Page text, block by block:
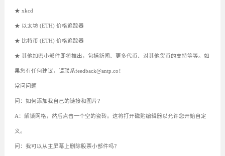
★ xkcd
★ 以太坊 (ETH) 价格追踪器
★ 比特币 (ETH) 价格追踪器
★ 其他加密小部件即将推出，包括新闻、更多代币、对其他货币的支持等等。如
果您有任何建议，请联系feedback@antp.co！
常问问题
问：如何添加我自己的链接和图片？
A：解锁网格，然后点击一个空的瓷砖。这将打开磁贴编辑器以允许您开始自定
义。
问：我可以从主屏幕上删除股票小部件吗？